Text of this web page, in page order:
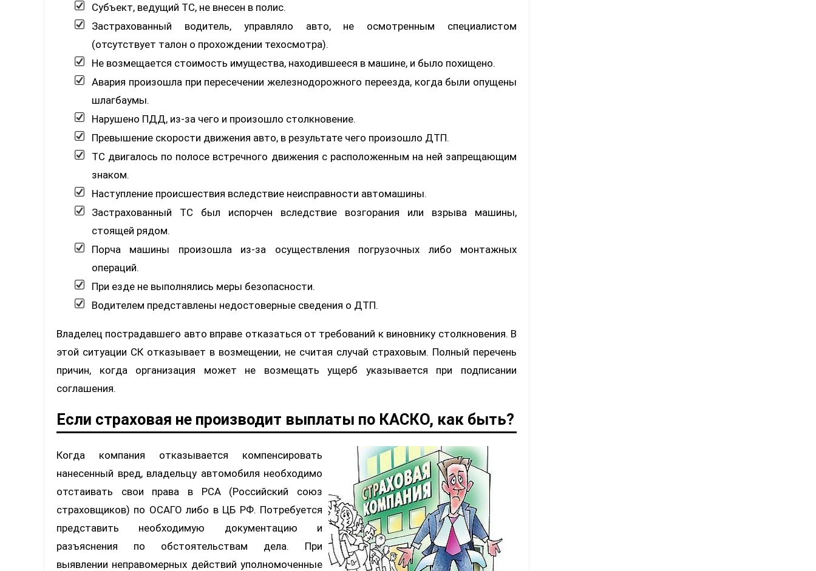
Субъект, ведущий ТС, не внесен в полис.
Застрахованный водитель, управляло авто, не осмотренным специалистом
(отсутствует талон о прохождении техосмотра).
Не возмещается стоимость имущества, находившееся в машине, и было похищено.
Авария произошла при пересечении железнодорожного переезда, когда были опущены
шлагбаумы.
Нарушено ПДД, из-за чего и произошло столкновение.
Превышение скорости движения авто, в результате чего произошло ДТП.
ТС двигалось по полосе встречного движения с расположенным на ней запрещающим
знаком.
Наступление происшествия вследствие неисправности автомашины.
Застрахованный ТС был испорчен вследствие возгорания или взрыва машины,
стоящей рядом.
Порча машины произошла из-за осуществления погрузочных либо монтажных
операций.
При езде не выполнялись меры безопасности.
Водителем представлены недостоверные сведения о ДТП.
Владелец пострадавшего авто вправе отказаться от требований к виновнику столкновения. В
этой ситуации СК отказывает в возмещении, не считая случай страховым. Полный перечень
причин, когда организация может не возмещать ущерб указывается при подписании
соглашения.
Если страховая не производит выплаты по КАСКО, как быть?
Когда компания отказывается компенсировать
нанесенный вред, владельцу автомобиля необходимо
отстаивать свои права в РСА (Российский союз
страховщиков) по ОСАГО либо в ЦБ РФ. Потребуется
представить необходимую документацию и
разъяснения по обстоятельствам дела. При
выявлении неправомерных действий уполномоченные